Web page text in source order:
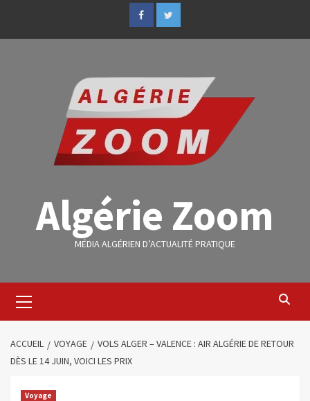
Algérie Zoom
MÉDIA ALGÉRIEN D’ACTUALITÉ PRATIQUE
ACCUEIL VOYAGE
VOLS ALGER – VALENCE : AIR ALGÉRIE DE RETOUR
DÈS LE 14 JUIN, VOICI LES PRIX
Voyage